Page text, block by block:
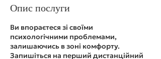
Опис послуги
Ви впораєтеся зі своїми
психологічними проблемами,
залишаючись в зоні комфорту.
Запишіться на перший дистанційний